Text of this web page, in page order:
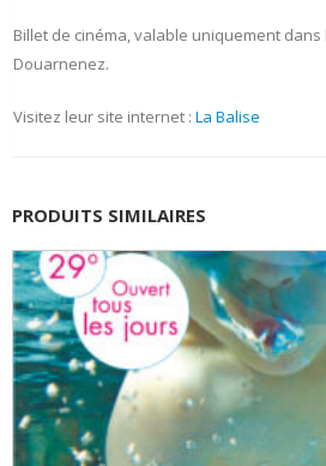
Billet de cinéma, valable uniquement dans
Douarnenez.
Visitez leur site internet : La Balise
PRODUITS SIMILAIRES